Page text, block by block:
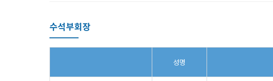
수석부회장
성명